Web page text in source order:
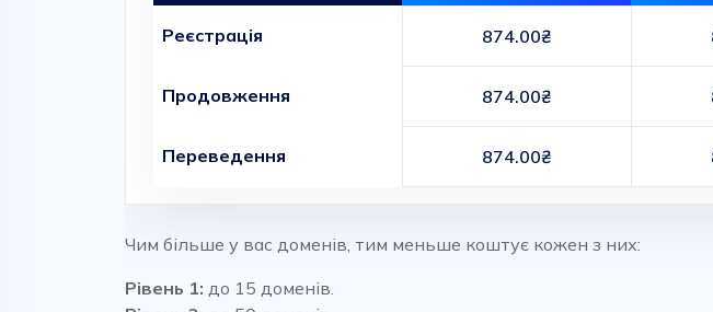
Реєстрація 874.00₴
Продовження 874.00₴
Переведення 874.00₴
Чим більше у вас доменів, тим меньше коштує кожен з них:
Рівень 1: до 15 доменів.